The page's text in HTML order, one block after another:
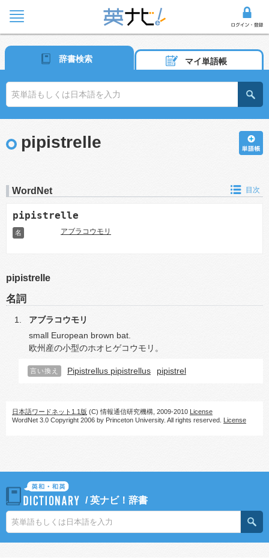
辞書検索 マイ単語帳
pipistrelle
WordNet 目次
pipistrelle
名 アブラコウモリ
pipistrelle
名詞
アブラコウモリ
small European brown bat.
欧州産の小型のホオヒゲコウモリ。
言い換え Pipistrellus pipistrellus pipistrel
日本語ワードネット1.1版 (C) 情報通信研究機構, 2009-2010 License
WordNet 3.0 Copyright 2006 by Princeton University. All rights reserved. License
/英ナビ！辞書